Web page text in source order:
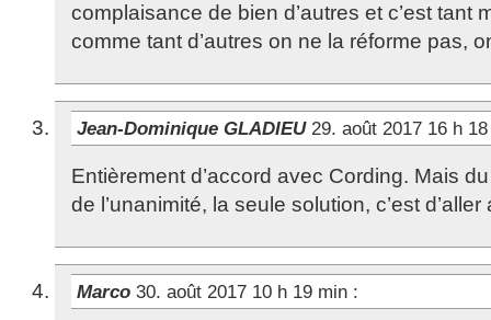
complaisance de bien d’autres et c’est tant
comme tant d’autres on ne la réforme pas,
Jean-Dominique GLADIEU 29. août 2017 16 h
Entièrement d’accord avec Cording. Mais
de l’unanimité, la seule solution, c’est
Marco 30. août 2017 10 h 19 min :